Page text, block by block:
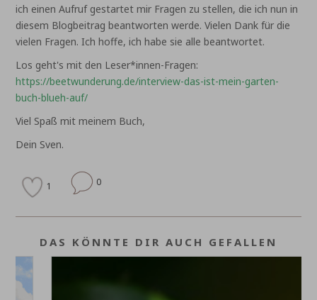
ich einen Aufruf gestartet mir Fragen zu stellen, die ich nun in
diesem Blogbeitrag beantworten werde. Vielen Dank für die
vielen Fragen. Ich hoffe, ich habe sie alle beantwortet.
Los geht's mit den Leser*innen-Fragen:
https://beetwunderung.de/interview-das-ist-mein-garten-
buch-blueh-auf/
Viel Spaß mit meinem Buch,
Dein Sven.
1 0
DAS KÖNNTE DIR AUCH GEFALLEN